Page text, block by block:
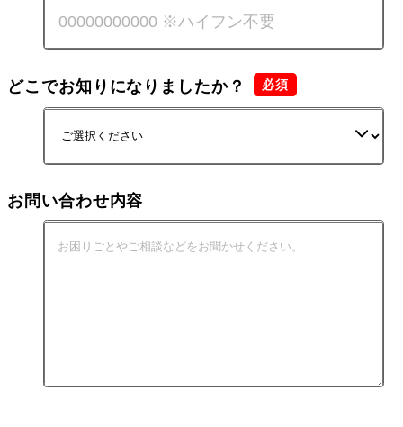
どこでお知りになりましたか？
お問い合わせ内容